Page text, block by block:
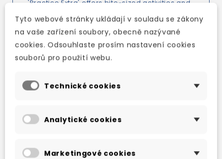
'Practice Extra' offers bite-sized activities and
games for students to study at home or on the
go. Mobile friendly as well as accessible on a
desktop or tablet, it also allows teachers to
easily track students' performance.
TAKÉ DOPORUČUJEME
Tyto webové stránky ukládají v souladu se zákony
na vaše zařízení soubory, obecně nazývané
cookies. Odsouhlaste prosím nastavení cookies
souborů pro použití webu.
Technické cookies
Analytické cookies
Marketingové cookies